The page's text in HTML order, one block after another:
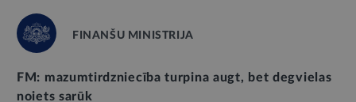
FINANŠU MINISTRIJA
FM: mazumtirdzniecība turpina augt, bet degvielas
noiets sarūk